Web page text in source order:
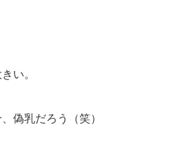
い。
偽乳だろう（笑）